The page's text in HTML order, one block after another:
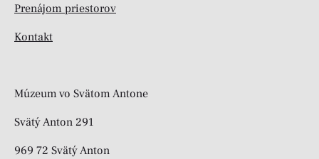
Prenájom priestorov
Kontakt
Múzeum vo Svätom Antone
Svätý Anton 291
969 72 Svätý Anton